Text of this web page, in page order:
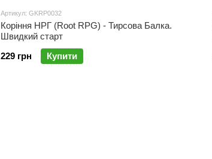
Артикул: GKRP0032
Коріння НРГ (Root RPG) - Тирсова Балка.
Швидкий старт
229 грн
Купити